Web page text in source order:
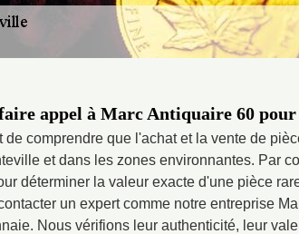
appel à Marc Antiquaire 60 pour
de comprendre que l'achat et la vente de
et dans les zones environnantes. Par
déterminer la valeur exacte d'une pièce
un expert comme notre entreprise
Nous vérifions leur authenticité, leur